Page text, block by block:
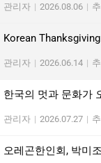
관리자 | 2026.08.06 |
Korean Thanksgiving
관리자 | 2026.06.14 |
한국의 멋과 문화가
관리자 | 2026.07.27 |
오레곤한인회, 박미